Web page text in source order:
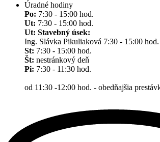
Úradné hodiny
Po: 7:30 - 15:00 hod.
Ut: 7:30 - 15:00 hod.
Ut: Stavebný úsek:
Ing. Slávka Pikuliaková 7:30 - 15:00 hod.
St: 7:30 - 15:00 hod.
Št: nestránkový deň
Pi: 7:30 - 11:30 hod.
od 11:30 -12:00 hod. - obedňajšia